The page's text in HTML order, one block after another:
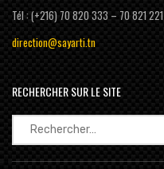
Tél : (+216) 70 820 333 – 70 821 221
direction@sayarti.tn
RECHERCHER SUR LE SITE
Rechercher :